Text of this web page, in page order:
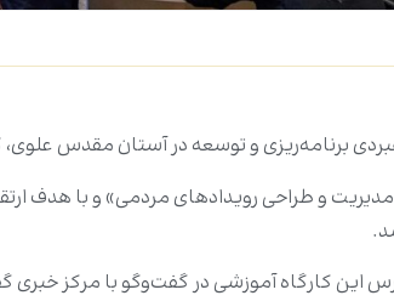
برنامه‌ریزی و توسعه در آستان مقدس
«مدیریت و طراحی رویدادهای مردمی» و با هدف
این کارگاه آموزشی در گفت‌وگو با مرکز خبری